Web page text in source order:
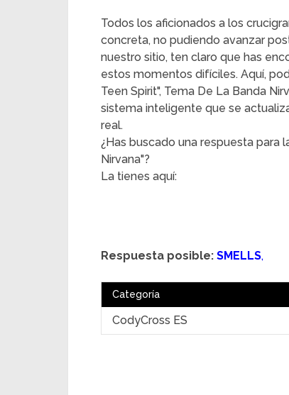
Todos los aficionados a los
concreta, no pudiendo avanzar
nuestro sitio, ten claro que has
estos momentos difíciles. Aquí,
Teen Spirit", Tema De La Banda
sistema inteligente que se
real.
¿Has buscado una respuesta para
Nirvana"?
La tienes aquí:
Respuesta posible: SMELLS,
Categoría
CodyCross ES